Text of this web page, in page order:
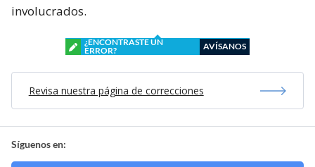
involucrados.
¿ENCONTRASTE UN
ERROR?
AVÍSANOS
Revisa nuestra página de correcciones
Síguenos en: